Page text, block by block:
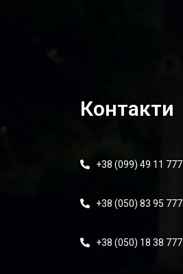
Контакти
+38 (099) 49 11 777
+38 (050) 83 95 777
+38 (050) 18 38 777